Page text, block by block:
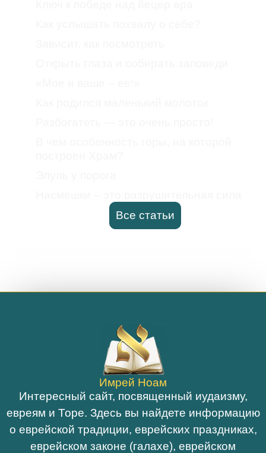
Все статьи
Имрей Ноам
Интересный сайт, посвященный иудаизму,
евреям и Торе. Здесь вы найдете информацию
о еврейской традиции, еврейских праздниках,
еврейском законе (галахе), еврейском